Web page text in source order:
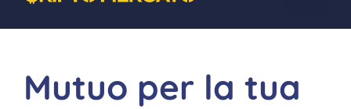
contenuto
Mutuo per la tua